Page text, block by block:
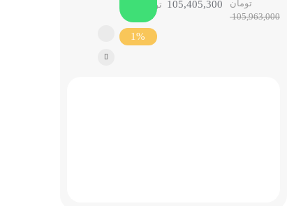
تومان
105,963,000
تومان 105,405,300
1%